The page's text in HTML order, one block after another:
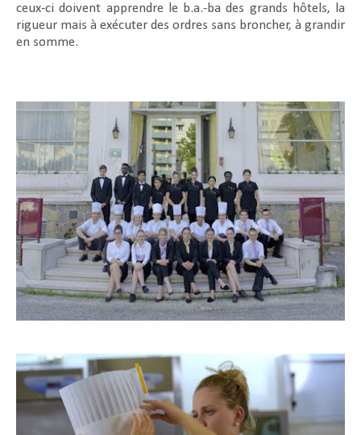
ceux-ci doivent apprendre le b.a.-ba des grands hôtels, la
rigueur mais à exécuter des ordres sans broncher, à grandir
en somme.